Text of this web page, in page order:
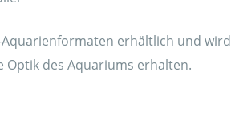
erhältlich und
des Aquariums erhalten.